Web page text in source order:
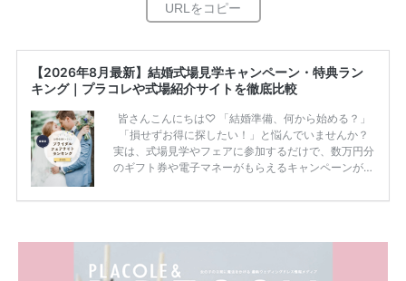
【2026年8月最新】結婚式場見学キャンペーン・特典ラン
キング｜プラコレや式場紹介サイトを徹底比較
皆さんこんにちは♡ 「結婚準備、何から始める？」
「損せずお得に探したい！」と悩んでいませんか？
実は、式場見学やフェアに参加するだけで、数万円分
のギフト券や電子マネーがもらえるキャンペーンがあ
ため、比較せずに選ぶと損をしてしまうことも……。
内容：特典金額・条件・応募方法・注意点 「どこが